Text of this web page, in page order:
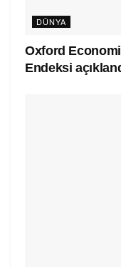
DÜNYA
Oxford
Endeksi